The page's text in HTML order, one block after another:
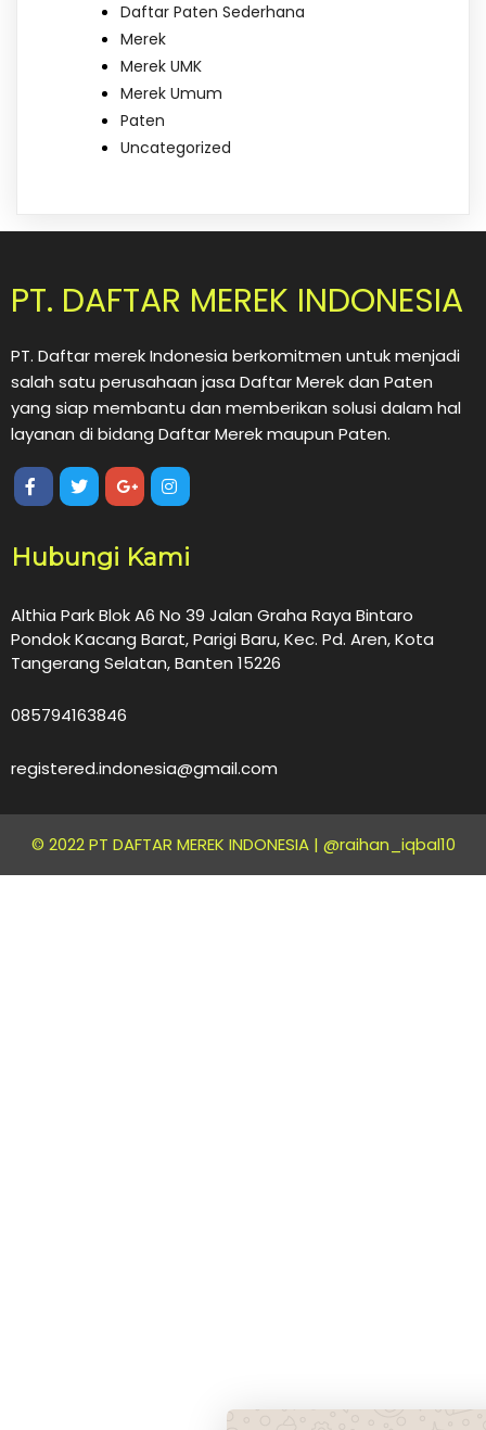
Daftar Paten Sederhana
Merek
Merek UMK
Merek Umum
Paten
Uncategorized
PT. DAFTAR MEREK INDONESIA
PT. Daftar merek Indonesia berkomitmen untuk menjadi
salah satu perusahaan jasa Daftar Merek dan Paten
yang siap membantu dan memberikan solusi dalam hal
layanan di bidang Daftar Merek maupun Paten.
Hubungi Kami
Althia Park Blok A6 No 39 Jalan Graha Raya Bintaro
Pondok Kacang Barat, Parigi Baru, Kec. Pd. Aren, Kota
Tangerang Selatan, Banten 15226
085794163846
registered.indonesia@gmail.com
© 2022 PT DAFTAR MEREK INDONESIA | @raihan_iqbal10